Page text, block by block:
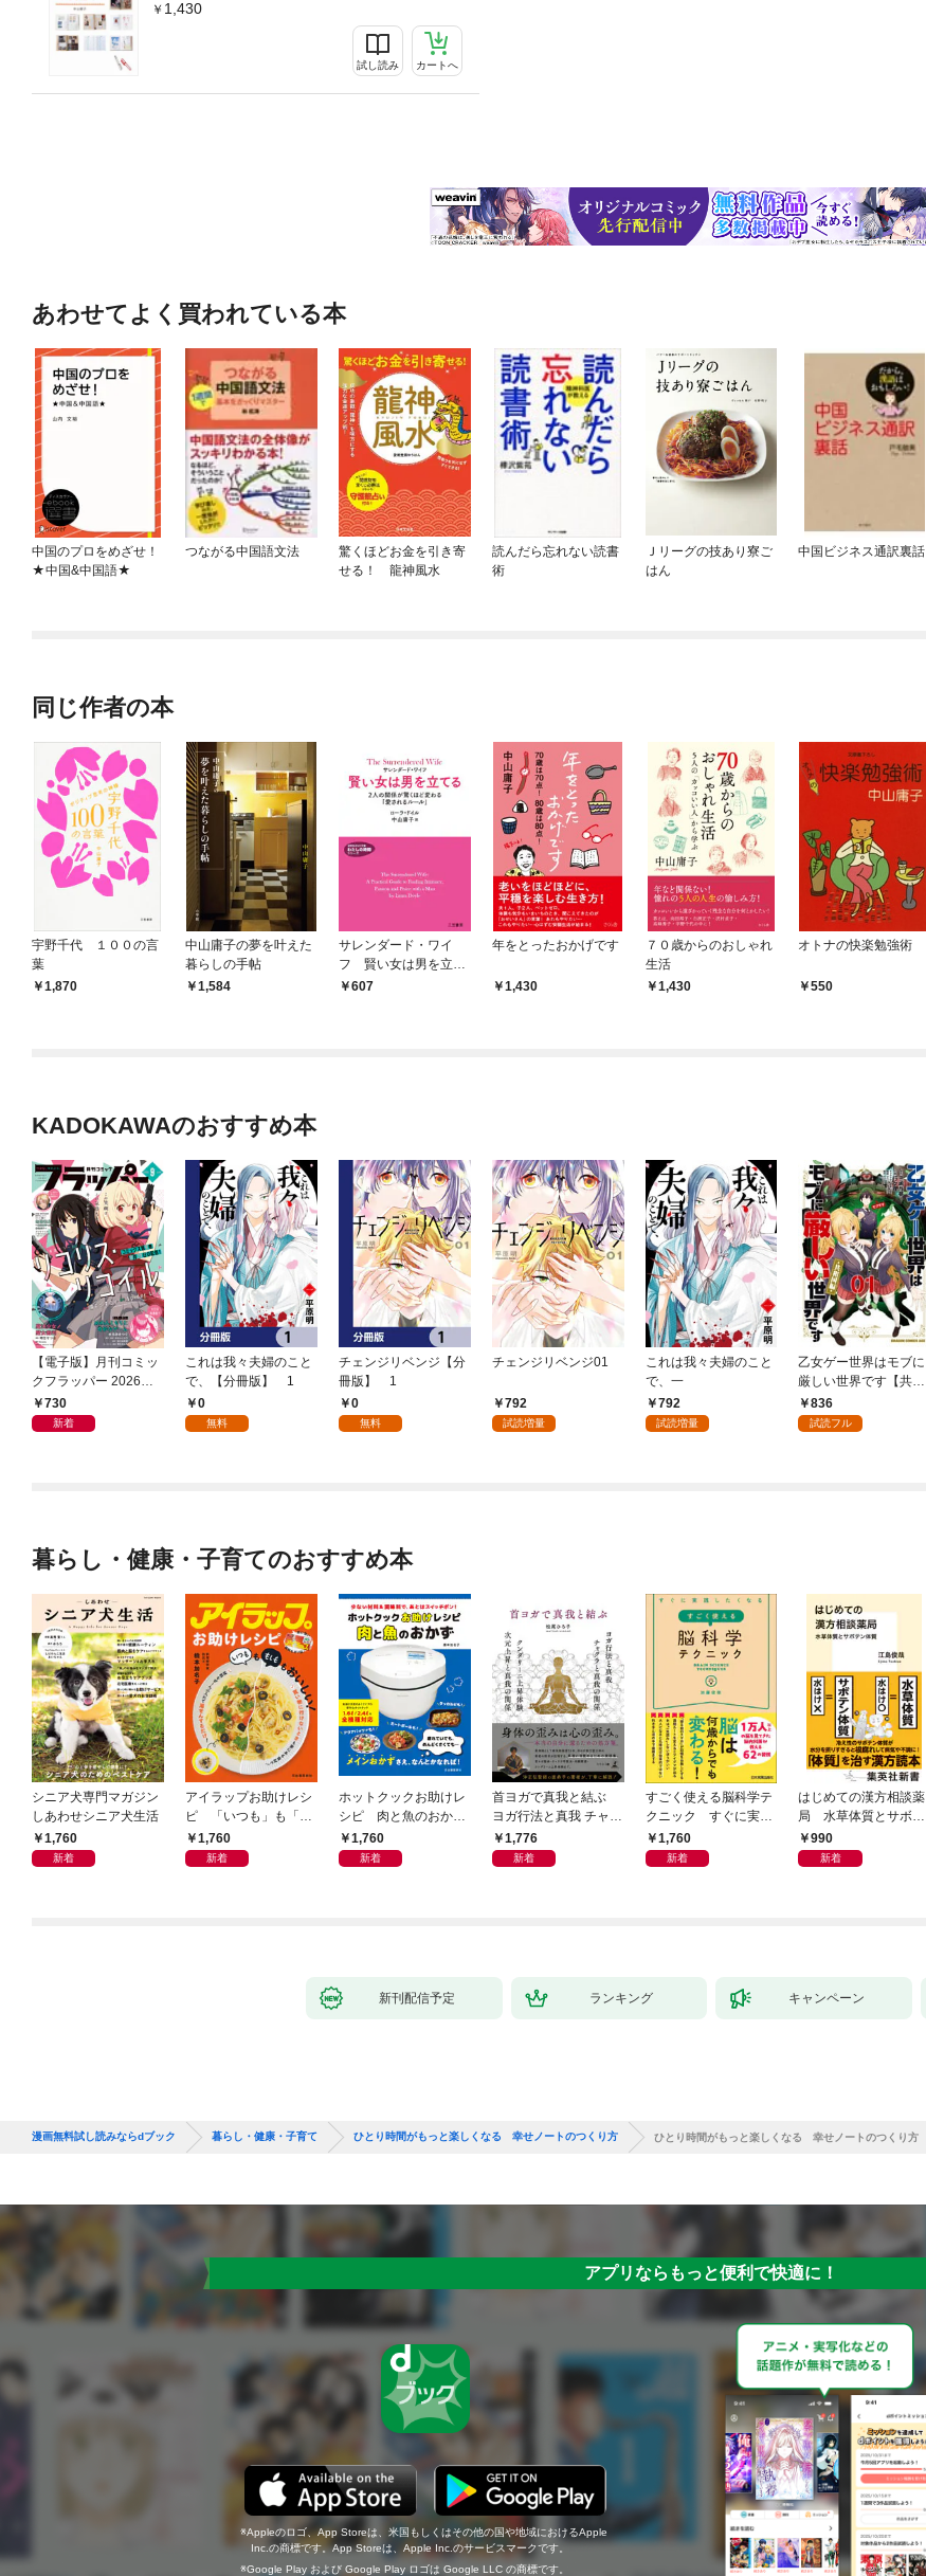
1,430
試し読み カートへ
あわせてよく買われている本
中国のプロをめざせ！
★中国&中国語★
つながる中国語文法
驚くほどお金を引き寄
せる！ 龍神風水
読んだら忘れない読書
術
Ｊリーグの技あり寮ご
はん
中国ビジネス通訳裏話
同じ作者の本
宇野千代 １００の言
葉
1,870
中山庸子の夢を叶えた
暮らしの手帖
1,584
サレンダード・ワイ
フ 賢い女は男を立て
る607
年をとったおかげです
1,430
７０歳からのおしゃれ
生活
1,430
オトナの快楽勉強術
550
KADOKAWAのおすすめ本
【電子版】月刊コミッ
クフラッパー 2026年9
月号730
新着
これは我々夫婦のこと
で、【分冊版】 1
0
無料
チェンジリベンジ【分
冊版】 1
0
無料
チェンジリベンジ01
792
試読増量
これは我々夫婦のこと
で、一
792
試読増量
乙女ゲー世界はモブに
厳しい世界です【共和
国編】 ０１
836
試読フル
暮らし・健康・子育てのおすすめ本
シニア犬専門マガジン
しあわせシニア犬生活
1,760
新着
アイラップお助けレシ
ピ 「いつも」も「も
しも」もおいしい！
1,760
新着
ホットクックお助けレ
シピ 肉と魚のおか
ず 少ない材料＆調味
料で、あとはスイッチ
1,760
新着
首ヨガで真我と結ぶ
ヨガ行法と真我 チャク
ラと真我の関係 クンダ
リーニ上昇体験 次元上
1,776
新着
すごく使える脳科学テ
クニック すぐに実践
したくなる
1,760
新着
はじめての漢方相談薬
局 水草体質とサボテ
ン体質
990
新着
新刊配信予定 ランキング キャンペーン
漫画無料試し読みならdブック 暮らし・健康・子育て ひとり時間がもっと楽しくなる 幸せノートのつくり方 ひとり時間がもっと楽しくなる 幸せノートのつくり方
アプリならもっと便利で快適に！
Appleのロゴ、App Storeは、米国もしくはその他の国や地域におけるApple
Inc.の商標です。App Storeは、Apple Inc.のサービスマークです。
Google Play および Google Play ロゴは Google LLC の商標です。